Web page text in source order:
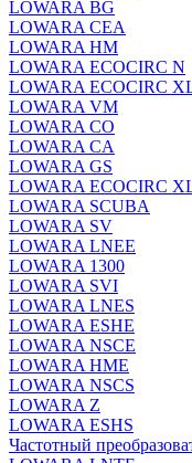
LOWARA BG
LOWARA CEA
LOWARA HM
LOWARA ECOCIRC N
LOWARA ECOCIRC
LOWARA VM
LOWARA CO
LOWARA CA
LOWARA GS
LOWARA ECOCIRC
LOWARA SCUBA
LOWARA SV
LOWARA LNEE
LOWARA 1300
LOWARA SVI
LOWARA LNES
LOWARA ESHE
LOWARA NSCE
LOWARA HME
LOWARA NSCS
LOWARA Z
LOWARA ESHS
Частотный